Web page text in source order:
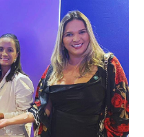
e a qualidade do